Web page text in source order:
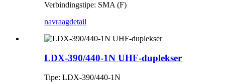
Verbindingstipe: SMA (F)
navraagdetail
LDX-390/440-1N UHF-duplekser
Tipe: LDX-390/440-1N